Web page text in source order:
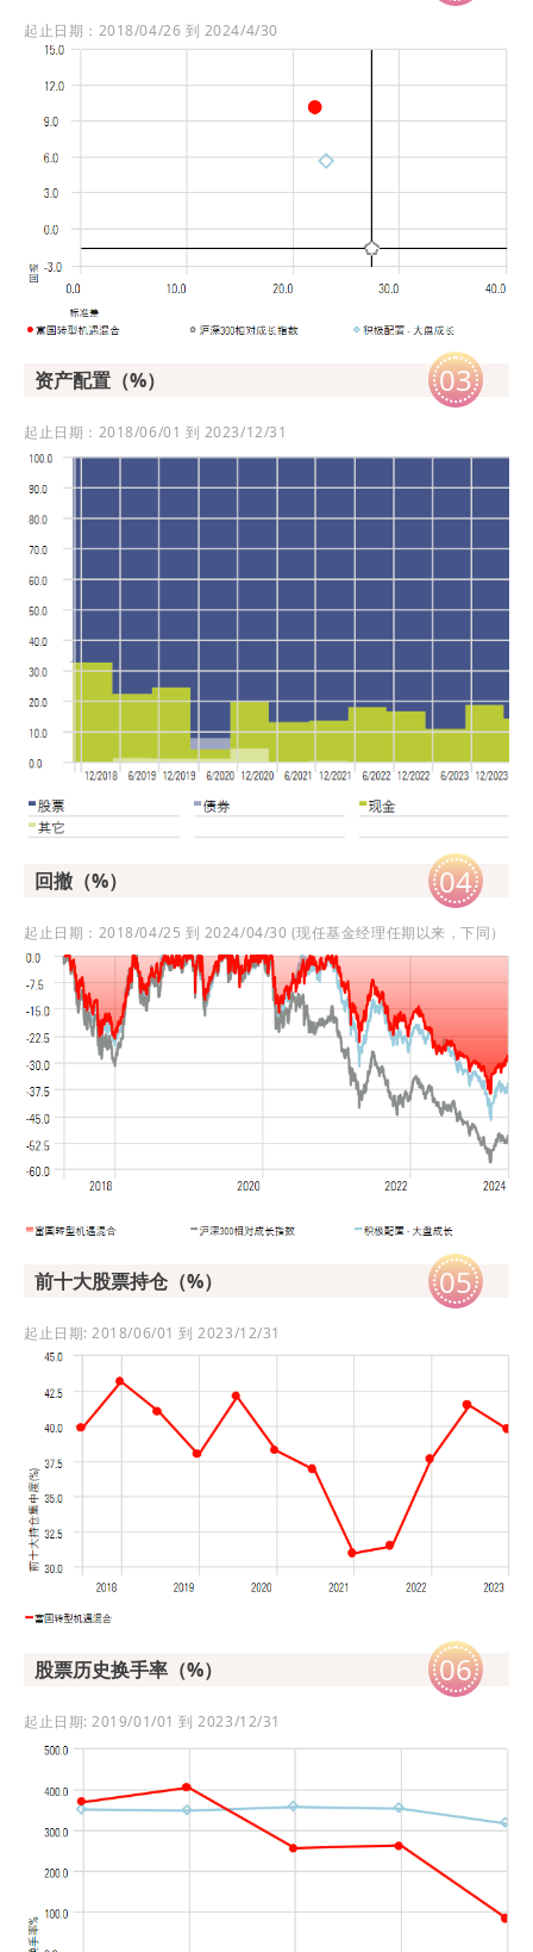
起止日期：2018/04/26 到 2024/4/30
资产配置（%） 03
起止日期：2018/06/01 到 2023/12/31
回撤（%） 04
起止日期：2018/04/25 到 2024/04/30 (现任基金经理任期以来，下同）
前十大股票持仓（%） 05
起止日期: 2018/06/01 到 2023/12/31
股票历史换手率（%） 06
起止日期: 2019/01/01 到 2023/12/31